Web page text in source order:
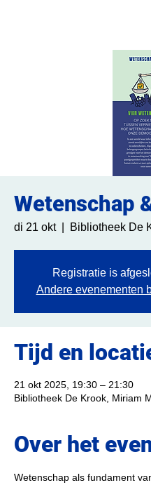
Wetenschap
di 21 okt
  |
Bibliotheek De
Registratie is
Andere evenementen
Tijd en
21 okt 2025, 19:30 – 21:30
Bibliotheek De Krook, Miriam
Over het
Wetenschap als fundament